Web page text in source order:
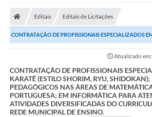
Editais Editais de Licitações
CONTRATAÇÃO DE PROFISSIONAIS ESPECIALIZADOS
Atualizado
CONTRATAÇÃO DE PROFISSIONAIS
KARATÊ (ESTILO SHORIM, RYU, SHIDOKAN);
PEDAGÓGICOS NAS ÁREAS DE
PORTUGUESA; EM INFORMÁTICA PARA
ATIVIDADES DIVERSIFICADAS DO
REDE MUNICIPAL DE ENSINO.